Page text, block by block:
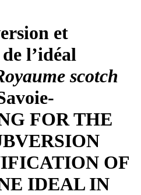
et
l’idéal
scotch
FOR THE
OF
IDEAL IN